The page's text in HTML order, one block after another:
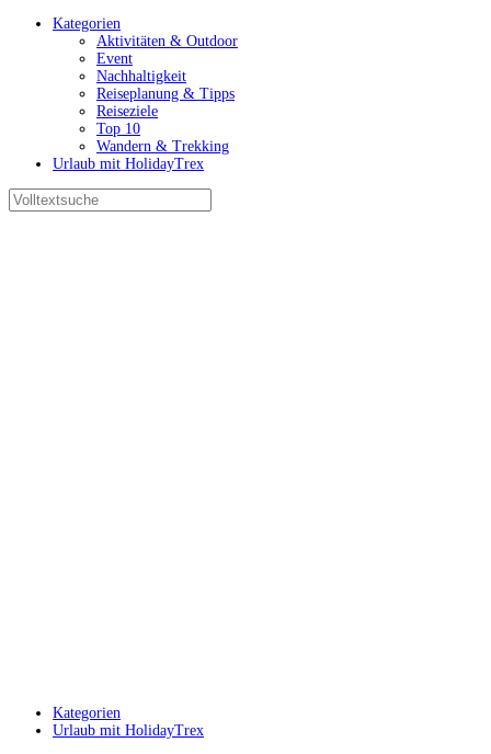
Kategorien
Aktivitäten & Outdoor
Event
Nachhaltigkeit
Reiseplanung & Tipps
Reiseziele
Top 10
Wandern & Trekking
Urlaub mit HolidayTrex
Kategorien
Urlaub mit HolidayTrex